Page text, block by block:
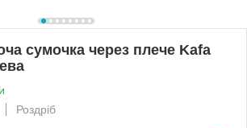
сумочка через плече Kafa
Роздріб